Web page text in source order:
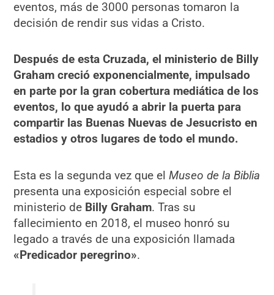
eventos, más de 3000 personas tomaron la
decisión de rendir sus vidas a Cristo.
Después de esta Cruzada, el ministerio de Billy
Graham creció exponencialmente, impulsado
en parte por la gran cobertura mediática de los
eventos, lo que ayudó a abrir la puerta para
compartir las Buenas Nuevas de Jesucristo en
estadios y otros lugares de todo el mundo.
Esta es la segunda vez que elMuseo de la Biblia
presenta una exposición especial sobre el
ministerio de Billy Graham. Tras su
fallecimiento en 2018, el museo honró su
legado a través de una exposición llamada
«Predicador peregrino».